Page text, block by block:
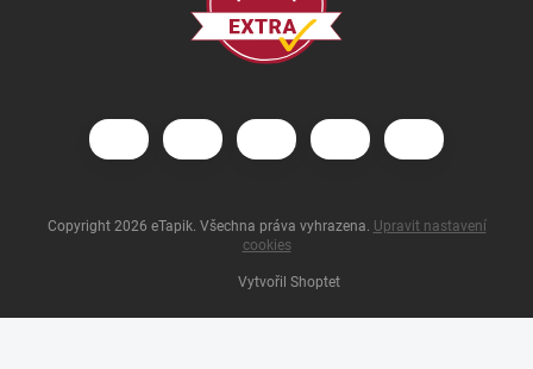
Vytvořil Shoptet
Copyright 2026 eTapik. Všechna práva vyhrazena. Upravit nastavení
cookies